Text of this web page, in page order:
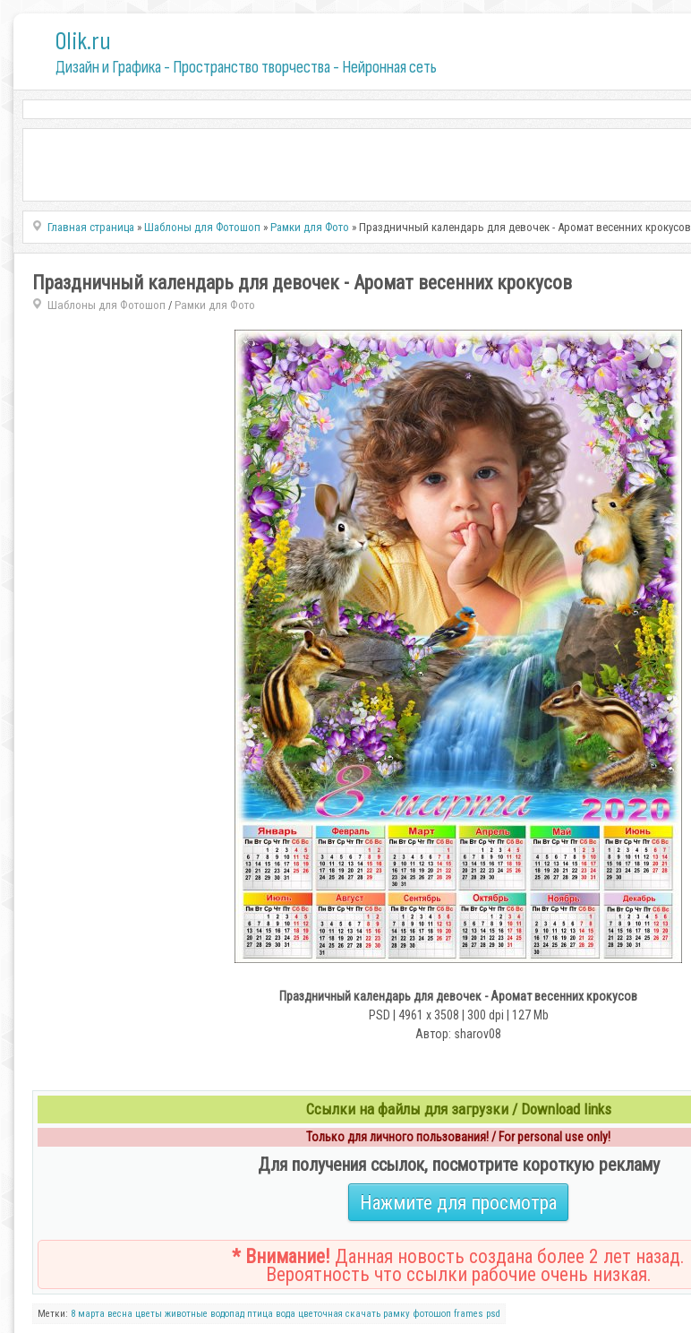
0lik.ru
Дизайн и Графика - Пространство творчества - Нейронная сеть
Главная страница »Шаблоны для Фотошоп »Рамки для Фото » Праздничный календарь для девочек - Аромат весенних крокусов
Праздничный календарь для девочек - Аромат весенних крокусов
Шаблоны для Фотошоп / Рамки для Фото
Праздничный календарь для девочек - Аромат весенних крокусов
PSD | 4961 х 3508 | 300 dpi | 127 Mb
Автор: sharov08
Ссылки на файлы для загрузки / Download links
Только для личного пользования! / For personal use only!
Для получения ссылок, посмотрите короткую рекламу
Нажмите для просмотра
* Внимание! Данная новость создана более 2 лет назад.
Вероятность что ссылки рабочие очень низкая.
Метки: 8 марта весна цветы животные водопад птица вода цветочная скачать рамку фотошоп frames psd